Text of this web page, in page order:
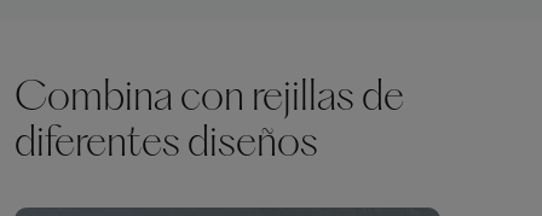
Combina con rejillas de
diferentes diseños